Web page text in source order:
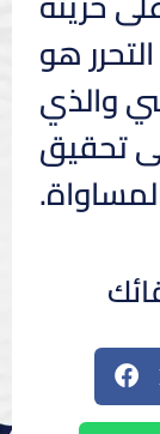
هو
والذي
تحقيق